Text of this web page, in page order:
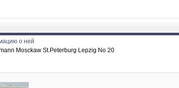
о ней
Mosckaw St.Peterburg Lepzig No 20